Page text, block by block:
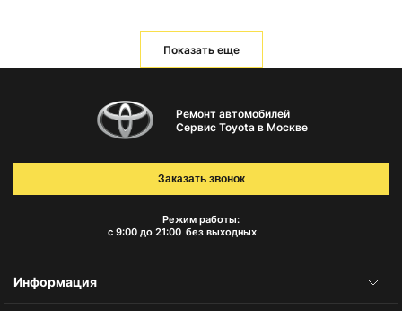
Показать еще
Ремонт автомобилей
Сервис Toyota в Москве
Режим работы:
с 9:00 до 21:00 без выходных
Заказать звонок
Информация